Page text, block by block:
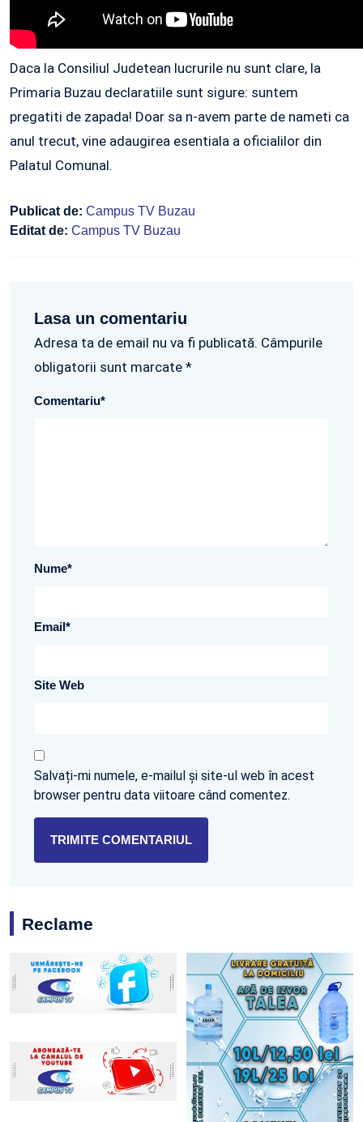
Daca la Consiliul Judetean lucrurile nu sunt clare, la
Primaria Buzau declaratiile sunt sigure: suntem
pregatiti de zapada! Doar sa n-avem parte de nameti ca
anul trecut, vine adaugirea esentiala a oficialilor din
Palatul Comunal.
Publicat de: Campus TV Buzau
Editat de: Campus TV Buzau
Lasa un comentariu
Adresa ta de email nu va fi publicată. Câmpurile
obligatorii sunt marcate *
Comentariu*
Nume*
Email*
Site Web
Salvați-mi numele, e-mailul și site-ul web în acest
browser pentru data viitoare când comentez.
Reclame